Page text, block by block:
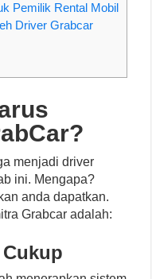
Pemilik Rental Mobil
Driver Grabcar
menjadi driver
ini. Mengapa?
anda dapatkan.
Grabcar adalah: